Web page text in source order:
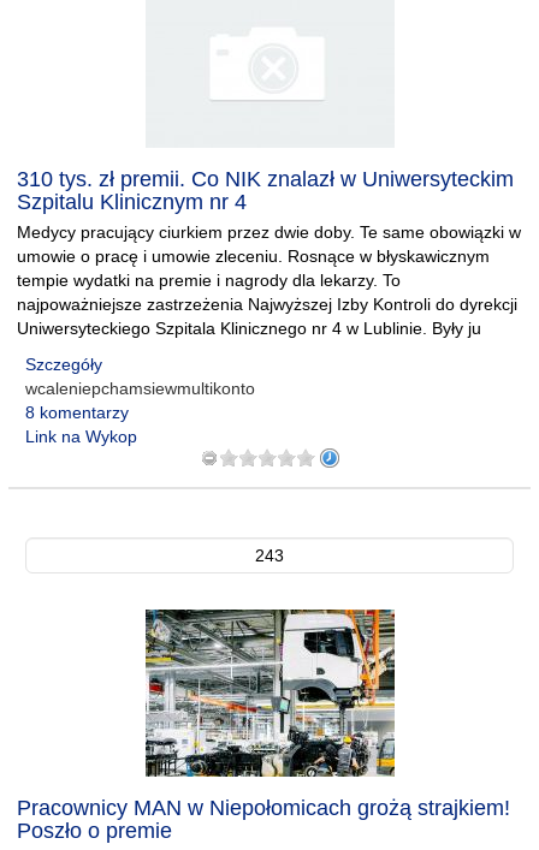
310 tys. zł premii. Co NIK znalazł w Uniwersyteckim
Szpitalu Klinicznym nr 4
Medycy pracujący ciurkiem przez dwie doby. Te same obowiązki w
umowie o pracę i umowie zleceniu. Rosnące w błyskawicznym
tempie wydatki na premie i nagrody dla lekarzy. To
najpoważniejsze zastrzeżenia Najwyższej Izby Kontroli do dyrekcji
Uniwersyteckiego Szpitala Klinicznego nr 4 w Lublinie. Były ju
Szczegóły
wcaleniepchamsiewmultikonto
8 komentarzy
Link na Wykop
243
Pracownicy MAN w Niepołomicach grożą strajkiem!
Poszło o premie